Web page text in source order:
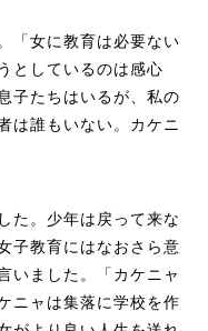
「女に教育は必要ない
としているのは感心
子たちはいるが、私の
は誰もいない。カケニ
た。少年は戻って来な
子教育にはなおさら意
いました。「カケニャ
ニャは集落に学校を作